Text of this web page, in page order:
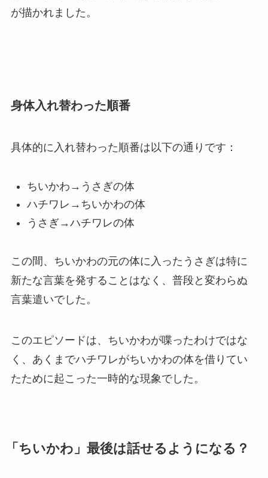
が描かれました。
身体入れ替わった順番
具体的に入れ替わった順番は以下の通りです：
ちいかわ→うさぎの体
ハチワレ→ちいかわの体
うさぎ→ハチワレの体
この間、ちいかわの元の体に入ったうさぎは特に
新たな言葉を発することはなく、普段と変わらぬ
言葉遣いでした。
このエピソードは、ちいかわが喋ったわけではな
く、あくまでハチワレがちいかわの体を借りてい
たために起こった一時的な現象でした。
「ちいかわ」最後は話せるようになる？